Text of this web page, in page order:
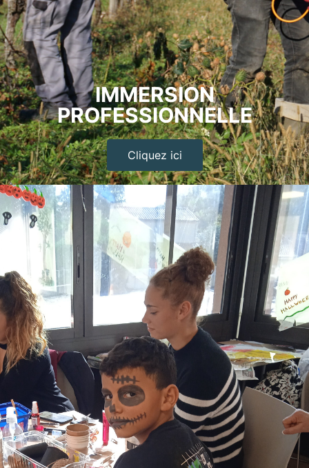
IMMERSION
PROFESSIONNELLE
Cliquez ici